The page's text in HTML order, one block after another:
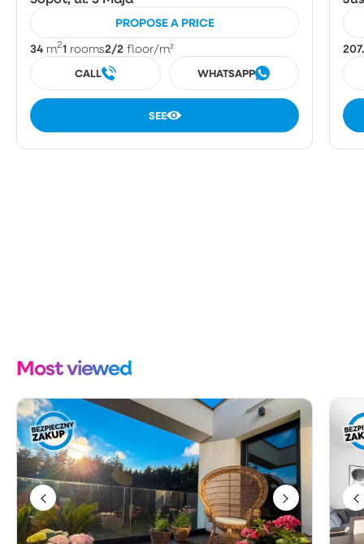
PROPOSE A PRICE
34 m21 rooms2/2 floor/m²
CALL WHATSAPP
SEE
Most viewed